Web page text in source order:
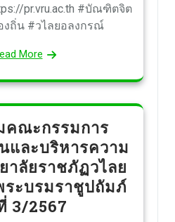
pr.vru.ac.th #บัณฑิตจิต
ถิ่น #วไลยอลงกรณ์
More
คณะกรรมการ
และบริหารความ
าลัยราชภัฏวไลย
ะบรมราชูปถัมภ์
3/2567